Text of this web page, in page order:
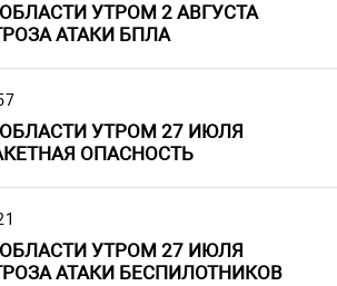
УТРОМ 2 АВГУСТА
АТАКИ БПЛА
УТРОМ 27 ИЮЛЯ
ОПАСНОСТЬ
УТРОМ 27 ИЮЛЯ
АТАКИ БЕСПИЛОТНИКОВ